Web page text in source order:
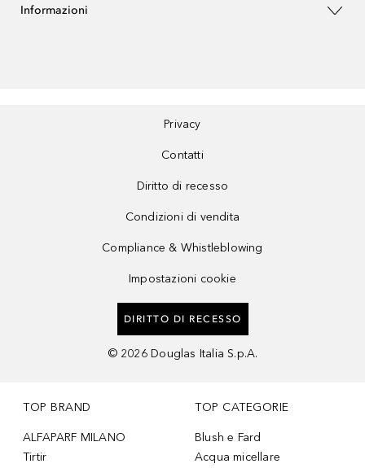
Informazioni
Privacy
Contatti
Diritto di recesso
Condizioni di vendita
Compliance & Whistleblowing
Impostazioni cookie
DIRITTO DI RECESSO
© 2026 Douglas Italia S.p.A.
TOP BRAND
ALFAPARF MILANO
Tirtir
TOP CATEGORIE
Blush e Fard
Acqua micellare